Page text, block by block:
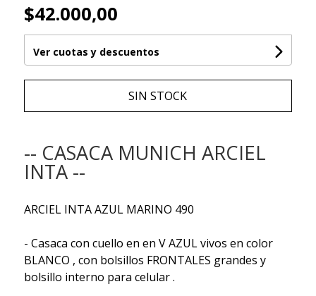
$42.000,00
Ver cuotas y descuentos
SIN STOCK
-- CASACA MUNICH ARCIEL
INTA --
ARCIEL INTA AZUL MARINO 490
- Casaca con cuello en en V AZUL vivos en color
BLANCO , con bolsillos FRONTALES grandes y
bolsillo interno para celular .